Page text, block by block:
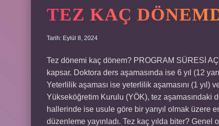
TEZ KAÇ
Tarih: Eylül 8, 2024
Tez dönemi kaç dönem? PROGRAM SÜRESİ
kapsar. Doktora ders aşamasında ise 6 yıl (12
Yeterlilik aşaması ise yeterlilik aşamasını (1 yıl)
Yükseköğretim Kurulu (YÖK), tez aşamasındaki
hallerinde ise usule göre bir yarıyıl olmak üzere
düzenleme yayınladı. Tez kaç yılda biter? Genel